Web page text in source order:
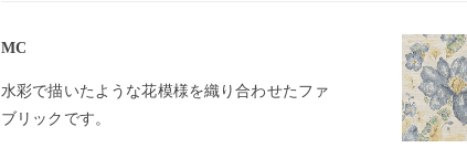
MC
水彩で描いたような花模様を織り合わせたファ
ブリックです。